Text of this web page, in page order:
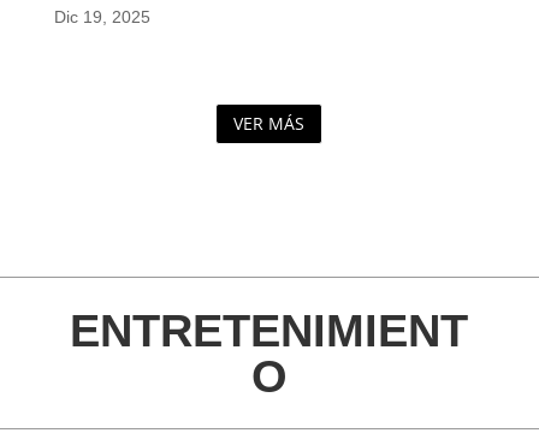
Dic 19, 2025
VER MÁS
ENTRETENIMIENT
O